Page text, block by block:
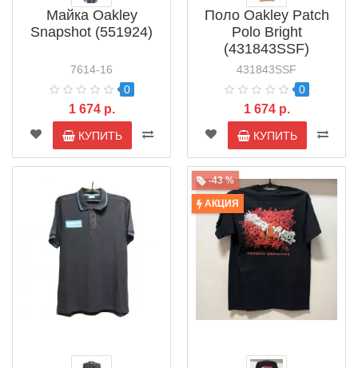
Майка Oakley
Snapshot (551924)
7614-16
0
1 674 р.
КУПИТЬ
Поло Oakley Patch
Polo Bright
(431843SSF)
431843SSF
0
1 674 р.
КУПИТЬ
-43 %
АКЦИЯ